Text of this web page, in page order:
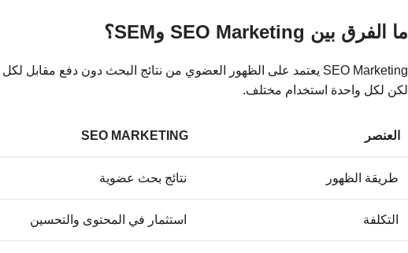
ما الفرق بين SEO Marketing وSEM؟
لكن لكل واحدة استخدام مختلف.
العنصر SEO MARKETING
طريقة الظهور نتائج بحث عضوية
التكلفة استثمار في المحتوى والتحسين